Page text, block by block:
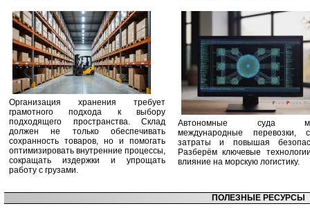
Организация хранения требует
грамотного подхода к выбору
подходящего пространства. Склад
должен не только обеспечивать
сохранность товаров, но и помогать
оптимизировать внутренние процессы,
сокращать издержки и упрощать
работу с грузами.
Автономные суда
международные перевозки,
затраты и повышая
Разберём ключевые
влияние на морскую логистику.
ПОЛЕЗНЫЕ РЕСУРСЫ